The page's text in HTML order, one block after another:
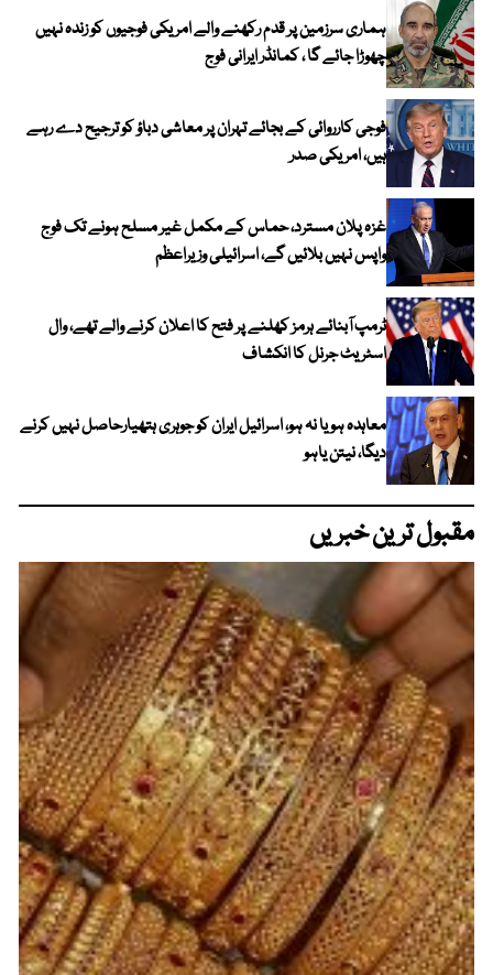
ہماری سرزمین پر قدم رکھنے والے امریکی فوجیوں کو زندہ نہیں
چھوڑا جائے گا ، کمانڈر ایرانی فوج
فوجی کارروائی کے بجائے تہران پر معاشی دباؤ کو ترجیح دے رہے
ہیں، امریکی صدر
غزہ پلان مسترد، حماس کے مکمل غیر مسلح ہونے تک فوج
واپس نہیں بلائیں گے، اسرائیلی وزیراعظم
ٹرمپ آبنائے ہرمز کھلنے پر فتح کا اعلان کرنے والے تھے، وال
اسٹریٹ جرنل کا انکشاف
معاہدہ ہو یا نہ ہو، اسرائیل ایران کو جوہری ہتھیارحاصل نہیں کرنے
دیگا، نیتن یاہو
مقبول ترین خبریں